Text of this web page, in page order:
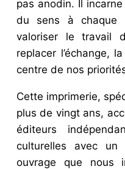
pas anodin. Il
du sens à chaque
valoriser le travail
replacer l’échange,
centre de nos
Cette imprimerie,
plus de vingt ans,
éditeurs
culturelles avec un
ouvrage que nous